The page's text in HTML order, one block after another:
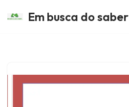
Em busca do saber